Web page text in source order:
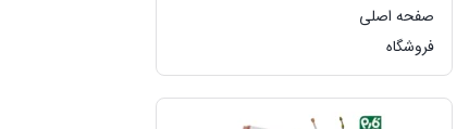
صفحه اصلی
فروشگاه